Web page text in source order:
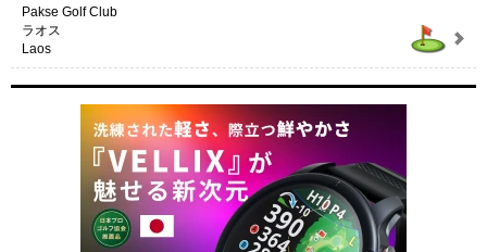
Pakse Golf Club
ラオス
Laos